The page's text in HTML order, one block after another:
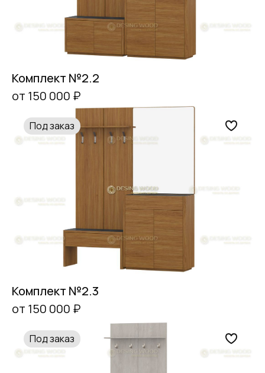
Комплект №2.2
от 150 000 ₽
Под заказ
Комплект №2.3
от 150 000 ₽
Под заказ